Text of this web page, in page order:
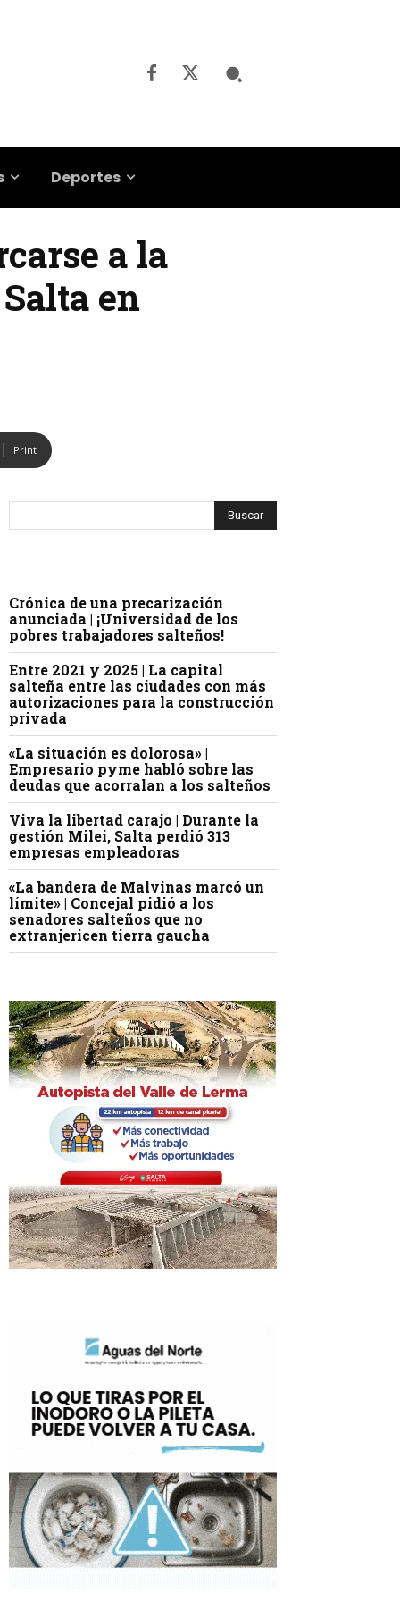
Deportes
a la
en
Print
Crónica de una precarización
anunciada | ¡Universidad de los
pobres trabajadores salteños!
Entre 2021 y 2025 | La capital
salteña entre las ciudades con más
autorizaciones para la construcción
privada
«La situación es dolorosa» |
Empresario pyme habló sobre las
deudas que acorralan a los salteños
Viva la libertad carajo | Durante la
gestión Milei, Salta perdió 313
empresas empleadoras
«La bandera de Malvinas marcó un
límite» | Concejal pidió a los
senadores salteños que no
extranjericen tierra gaucha